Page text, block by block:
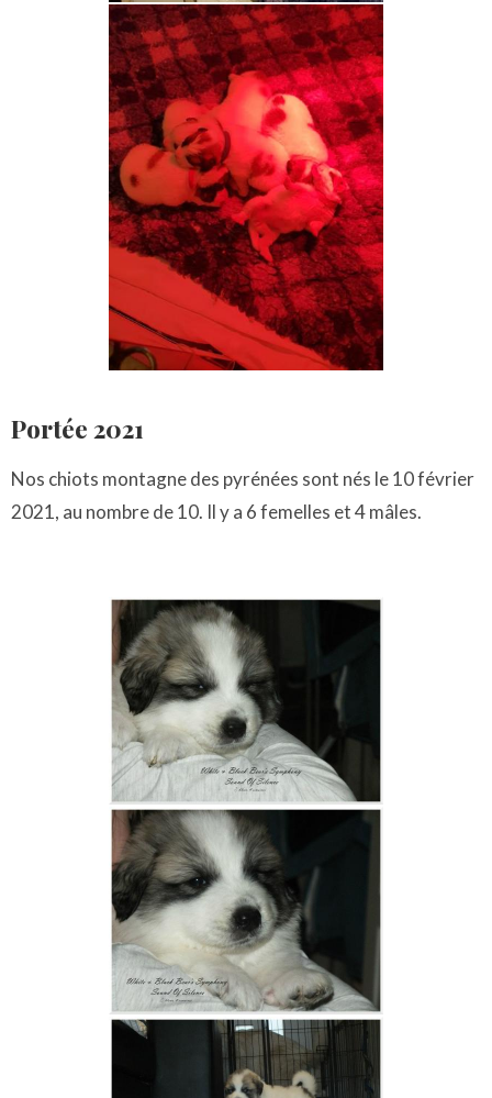
Portée 2021
Nos chiots montagne des pyrénées sont nés le 10 février
2021, au nombre de 10. Il y a 6 femelles et 4 mâles.